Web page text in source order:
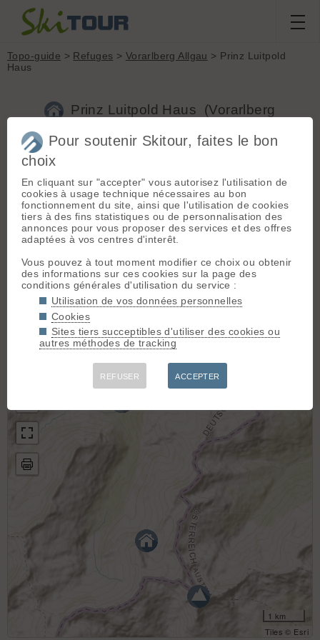
Topo-guide > Refuges > Vorarlberg Allgau > Prinz Luitpold
Haus
Prinz Luitpold Haus (Vorarlberg
Nombre de couchages :60
Parking : Giebel Haus(1061 m)
Café bar. Départ pour Schwarzenberghütte et Prinz Luitpold
Haus (possiblement enneigé)
délicat sur la partie taillée dans la roche si beaucoup enneigé
Refuge d'hiver :Oui. 18 places, gaz, cuisinière à bois, local à
bois, vaisselle
Topos associés - Prinz Luitpold Haus
Hochvogel(D+ 1800m / Ski 2.3)
1 km
Tiles © Esri
Pour soutenir Skitour, faites le bon
choix
En cliquant sur "accepter" vous autorisez l'utilisation de
cookies à usage technique nécessaires au bon
fonctionnement du site, ainsi que l'utilisation de cookies
tiers à des fins statistiques ou de personnalisation des
annonces pour vous proposer des services et des offres
adaptées à vos centres d'interêt.
Vous pouvez à tout moment modifier ce choix ou obtenir
des informations sur ces cookies sur la page des
conditions générales d'utilisation du service :
Utilisation de vos données personnelles
Cookies
Sites tiers succeptibles d'utiliser des cookies ou
autres méthodes de tracking
REFUSER ACCEPTER